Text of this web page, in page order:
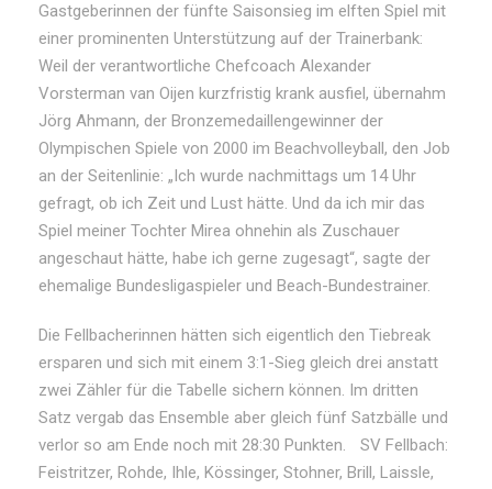
Gastgeberinnen der fünfte Saisonsieg im elften Spiel mit
einer prominenten Unterstützung auf der Trainerbank:
Weil der verantwortliche Chefcoach Alexander
Vorsterman van Oijen kurzfristig krank ausfiel, übernahm
Jörg Ahmann, der Bronzemedaillengewinner der
Olympischen Spiele von 2000 im Beachvolleyball, den Job
an der Seitenlinie: „Ich wurde nachmittags um 14 Uhr
gefragt, ob ich Zeit und Lust hätte. Und da ich mir das
Spiel meiner Tochter Mirea ohnehin als Zuschauer
angeschaut hätte, habe ich gerne zugesagt“, sagte der
ehemalige Bundesligaspieler und Beach-Bundestrainer.
Die Fellbacherinnen hätten sich eigentlich den Tiebreak
ersparen und sich mit einem 3:1-Sieg gleich drei anstatt
zwei Zähler für die Tabelle sichern können. Im dritten
Satz vergab das Ensemble aber gleich fünf Satzbälle und
verlor so am Ende noch mit 28:30 Punkten. SV Fellbach:
Feistritzer, Rohde, Ihle, Kössinger, Stohner, Brill, Laissle,